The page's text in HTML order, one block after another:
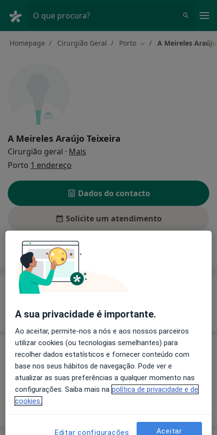
O que procura?
Homepage Cirurgião Geral Porto Mudar de cidade
A Meireles
A Meireles Araújo Teixeira
Cirurgião geral · Mais
Porto 1 endereço
Dados do contacto
Solicite um atendimento
Experiência Preços
Experiência
Mostrar mais detalhes
sobre a experiência
Preços
Sem informação sobre serviços e preços
Este especialista ainda não adicionou nenhuma
informação sobre serviços
A sua privacidade é importante.
Ao aceitar, permite-nos a nós e aos nossos parceiros
utilizar cookies (ou tecnologias semelhantes) para
recolher dados estatísticos e fornecer conteúdo com
base nos seus hábitos de navegação. Pode ver e
atualizar as suas preferências a qualquer momento nas
configurações. Saiba mais na política de privacidade e de
cookies.
Editar configurações Aceitar